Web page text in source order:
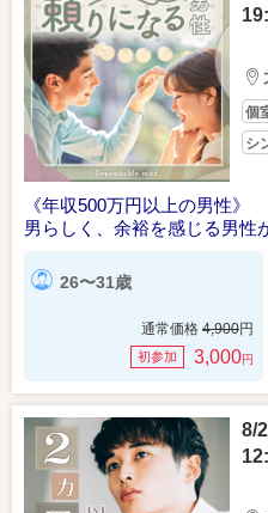
個
シ
《年収500万円以上の男性》
男らしく、余裕を感じる男性
26〜31歳
通常価格 4,900円
初参加 3,000円
8/